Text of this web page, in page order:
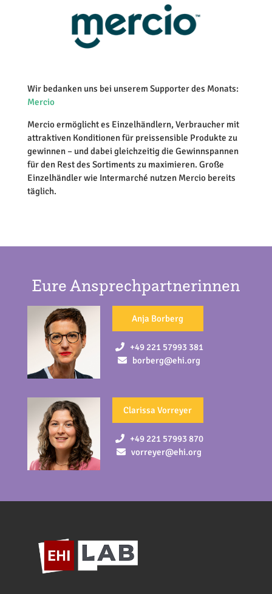
Wir bedanken uns bei unserem Supporter des Monats:
Mercio
Mercio ermöglicht es Einzelhändlern, Verbraucher mit
attraktiven Konditionen für preissensible Produkte zu
gewinnen – und dabei gleichzeitig die Gewinnspannen
für den Rest des Sortiments zu maximieren. Große
Einzelhändler wie Intermarché nutzen Mercio bereits
täglich.
Eure Ansprechpartnerinnen
Anja Borberg
+49 221 57993 381
borberg@ehi.org
Clarissa Vorreyer
+49 221 57993 870
vorreyer@ehi.org